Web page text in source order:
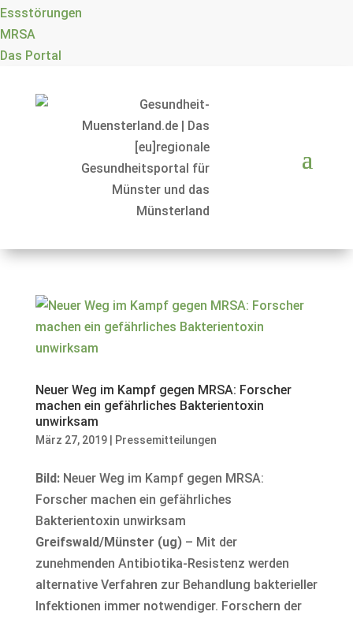
Essstörungen
MRSA
Das Portal
Neuer Weg im Kampf gegen MRSA: Forscher
machen ein gefährliches Bakterientoxin
unwirksam
März 27, 2019| Pressemitteilungen
Bild:Neuer Weg im Kampf gegen MRSA:
Forscher machen ein gefährliches
Bakterientoxin unwirksam
Greifswald/Münster (ug)– Mit der
zunehmenden Antibiotika-Resistenz werden
alternative Verfahren zur Behandlung bakterieller
Infektionen immer notwendiger. Forschern der